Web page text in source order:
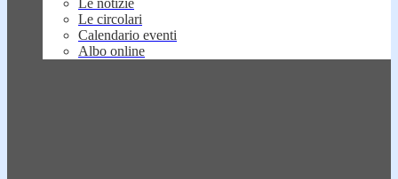
Le notizie
Le circolari
Calendario eventi
Albo online